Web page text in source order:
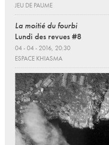
JEU DE PAUME
La moitié du fourbi
Lundi des revues #8
04 - 04 - 2016, 20:30
ESPACE KHIASMA